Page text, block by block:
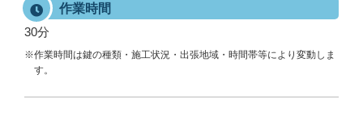
作業時間
30分
※作業時間は鍵の種類・施工状況・出張地域・時間帯等により変動しま
す。